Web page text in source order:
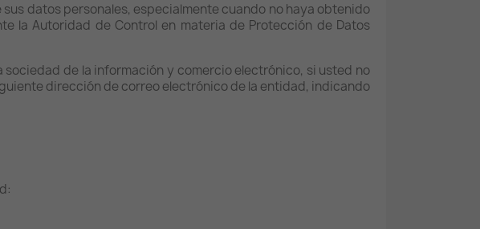
datos personales, especialmente cuando no haya obtenido
la Autoridad de Control en materia de Protección de Datos
sociedad de la información y comercio electrónico, si usted no
dirección de correo electrónico de la entidad, indicando